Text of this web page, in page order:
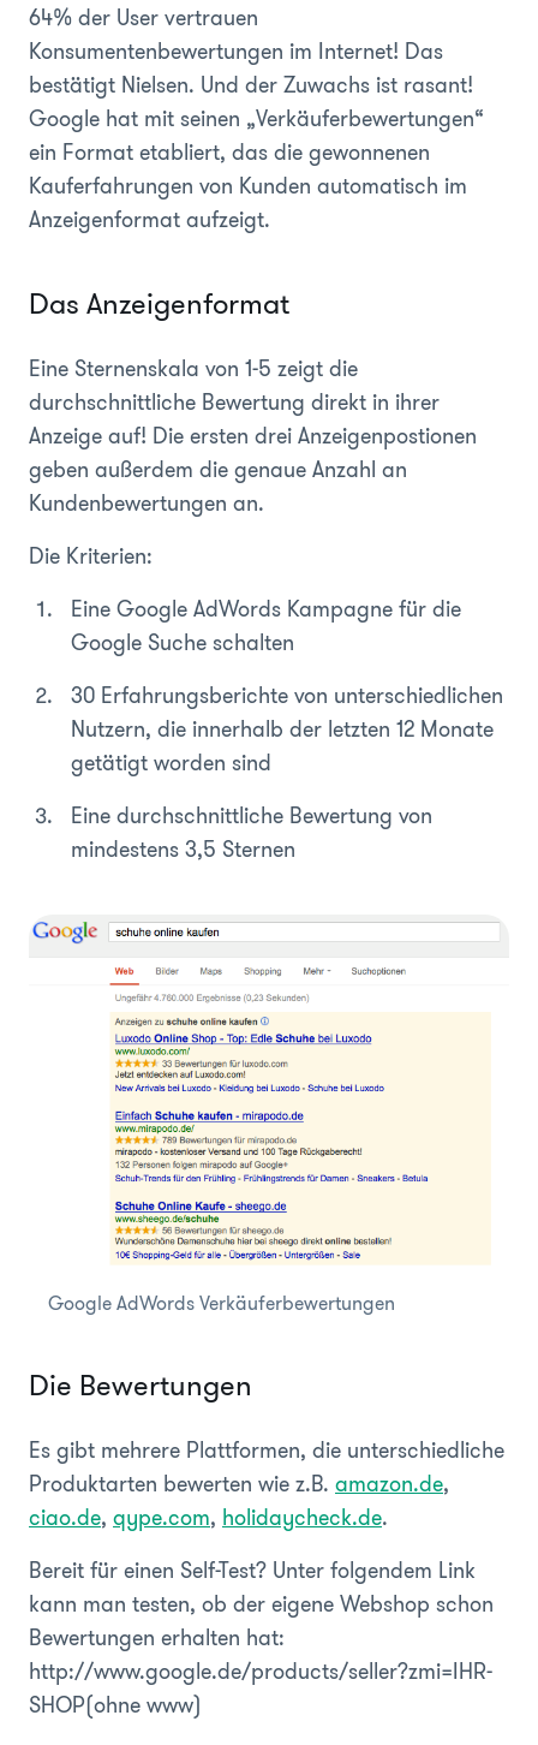
64% der User vertrauen
Konsumentenbewertungen im Internet! Das
bestätigt Nielsen. Und der Zuwachs ist rasant!
Google hat mit seinen „Verkäuferbewertungen“
ein Format etabliert, das die gewonnenen
Kauferfahrungen von Kunden automatisch im
Anzeigenformat aufzeigt.
Das Anzeigenformat
Eine Sternenskala von 1-5 zeigt die
durchschnittliche Bewertung direkt in ihrer
Anzeige auf! Die ersten drei Anzeigenpostionen
geben außerdem die genaue Anzahl an
Kundenbewertungen an.
Die Kriterien:
Eine Google AdWords Kampagne für die
Google Suche schalten
30 Erfahrungsberichte von unterschiedlichen
Nutzern, die innerhalb der letzten 12 Monate
getätigt worden sind
Eine durchschnittliche Bewertung von
mindestens 3,5 Sternen
Google AdWords Verkäuferbewertungen
Die Bewertungen
Es gibt mehrere Plattformen, die unterschiedliche
Produktarten bewerten wie z.B. amazon.de,
ciao.de, qype.com, holidaycheck.de.
Bereit für einen Self-Test? Unter folgendem Link
kann man testen, ob der eigene Webshop schon
Bewertungen erhalten hat:
http://www.google.de/products/seller?zmi=IHR-
SHOP(ohne www)